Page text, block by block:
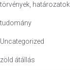
törvények, határozatok
tudomány
Uncategorized
zöld átállás